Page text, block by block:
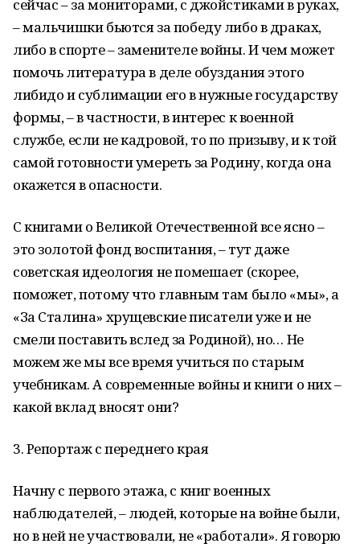
сейчас – за мониторами, с джойстиками в руках,
– мальчишки бьются за победу либо в драках,
либо в спорте – заменителе войны. И чем может
помочь литература в деле обуздания этого
либидо и сублимации его в нужные государству
формы, – в частности, в интерес к военной
службе, если не кадровой, то по призыву, и к той
самой готовности умереть за Родину, когда она
окажется в опасности.
С книгами о Великой Отечественной все ясно –
это золотой фонд воспитания, – тут даже
советская идеология не помешает (скорее,
поможет, потому что главным там было «мы», а
«За Сталина» хрущевские писатели уже и не
смели поставить вслед за Родиной), но… Не
можем же мы все время учиться по старым
учебникам. А современные войны и книги о них –
какой вклад вносят они?
3. Репортаж с переднего края
Начну с первого этажа, с книг военных
наблюдателей, – людей, которые на войне были,
но в ней не участвовали, не «работали». Я говорю